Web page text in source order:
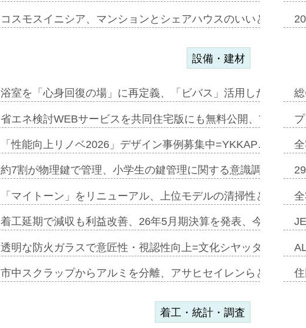
コスモスイニシア、マンションとシェアハウスのいいとこどり
設備・建材
浴室を「心身回復の場」に再定義、「ビバス」活用した新入浴
省エネ検討WEBサービスを共同住宅版にも無料公開、YKKAP
「性能向上リノベ2026」デザイン事例募集中=YKKAP…
約7割が物理鍵で管理、小学生の鍵管理に関する意識調査
「マイトーン」をリニューアル、上位モデルの清掃性と安全
着工延期で減収も利益改善、26年5月期決算を発表、今期は増
透明な防火ガラスで意匠性・視認性向上=文化シヤッター…
市中スクラップからアルミを分離、アサヒセイレンらと協働開
着工・統計・調査